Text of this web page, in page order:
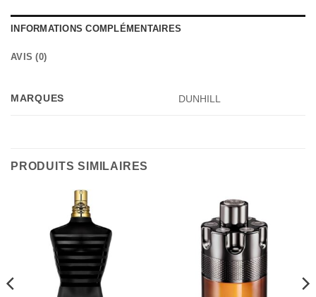
INFORMATIONS COMPLÉMENTAIRES
AVIS (0)
MARQUES DUNHILL
PRODUITS SIMILAIRES